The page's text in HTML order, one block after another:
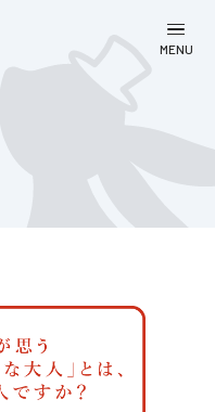
MENU